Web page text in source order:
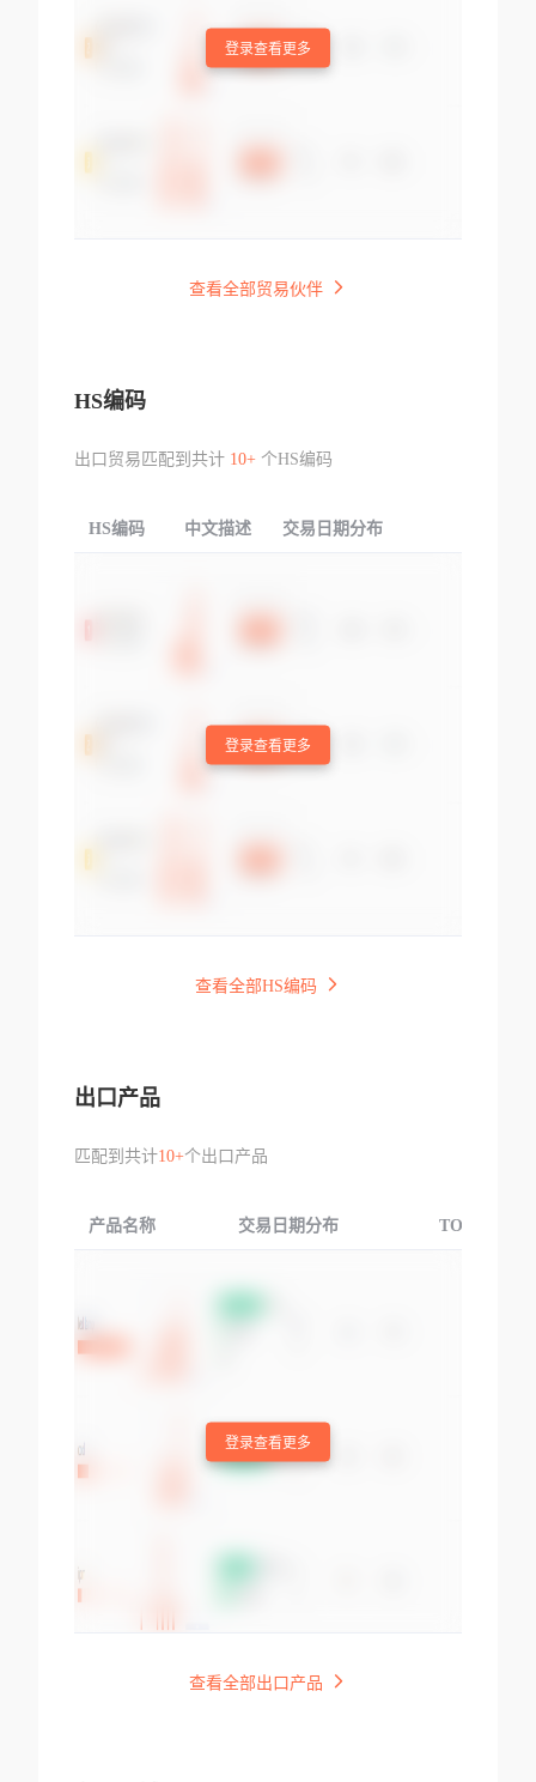
登录查看更多
查看全部贸易伙伴
HS编码
出口贸易匹配到共计 10+个HS编码
HS编码 中文描述 交易日期分布
登录查看更多
查看全部HS编码
出口产品
匹配到共计10+个出口产品
产品名称 交易日期分布 TOP3交易国
登录查看更多
查看全部出口产品